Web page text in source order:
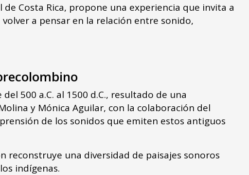
Costa Rica, propone una experiencia que invita a
a pensar en la relación entre sonido,
500 a.C. al 1500 d.C., resultado de una
y Mónica Aguilar, con la colaboración del
de los sonidos que emiten estos antiguos
reconstruye una diversidad de paisajes sonoros
indígenas.